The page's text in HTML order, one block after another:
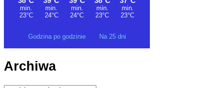
Godzina po godzinie Na 25 dni
Archiwa